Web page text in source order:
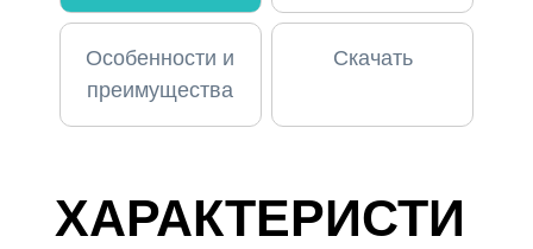
Особенности и
преимущества
Скачать
ХАРАКТЕРИСТИ